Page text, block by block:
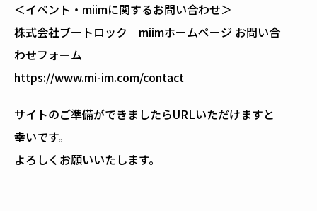
＜イベント・miimに関するお問い合わせ＞
株式会社ブートロック miimホームページ お問い合
わせフォーム
https://www.mi-im.com/contact
サイトのご準備ができましたらURLいただけますと
幸いです。
よろしくお願いいたします。